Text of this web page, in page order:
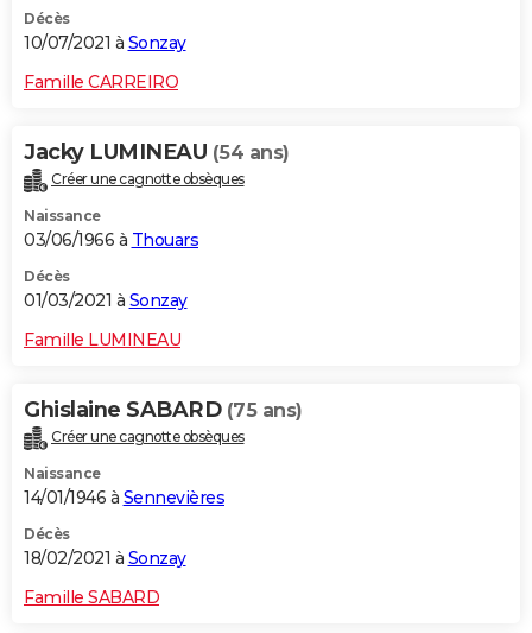
Décès
10/07/2021 à Sonzay
Famille CARREIRO
Jacky LUMINEAU (54 ans)
Créer une cagnotte obsèques
Naissance
03/06/1966 à Thouars
Décès
01/03/2021 à Sonzay
Famille LUMINEAU
Ghislaine SABARD (75 ans)
Créer une cagnotte obsèques
Naissance
14/01/1946 à Sennevières
Décès
18/02/2021 à Sonzay
Famille SABARD